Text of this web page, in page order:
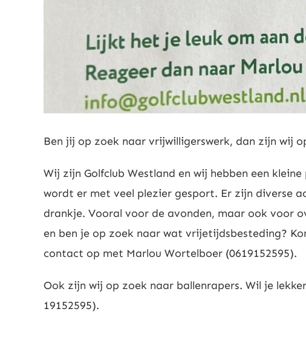
Ben jij op zoek naar vrijwilligerswerk, dan zijn wij
Wij zijn Golfclub Westland en wij hebben een
wordt er met veel plezier gesport. Er zijn diverse
drankje. Vooral voor de avonden, maar ook voor
en ben je op zoek naar wat vrijetijdsbesteding?
contact op met Marlou Wortelboer (0619152595).
Ook zijn wij op zoek naar ballenrapers. Wil je
19152595).